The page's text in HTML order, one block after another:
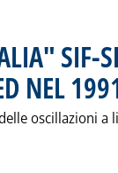
SIF-
NEL
oscillazioni a